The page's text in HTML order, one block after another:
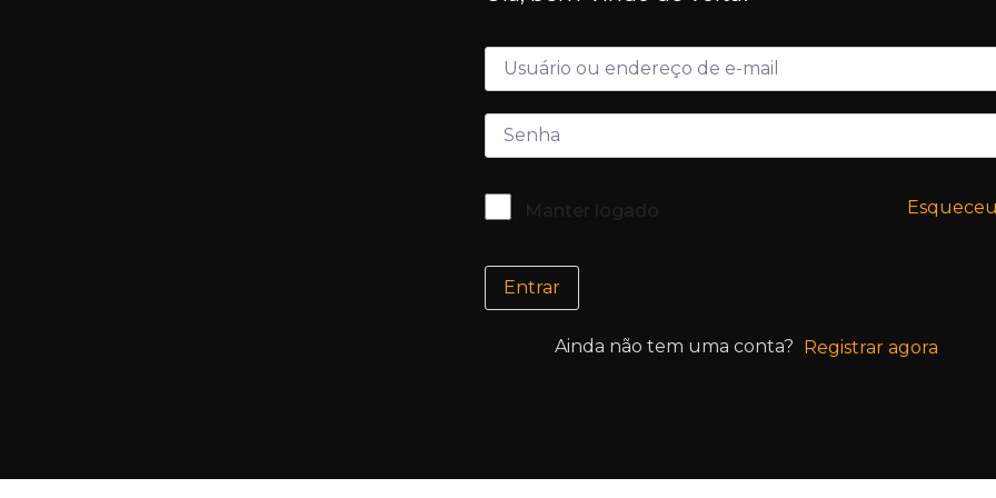
Manter logado
Entrar
Ainda não tem uma conta? Registrar agora